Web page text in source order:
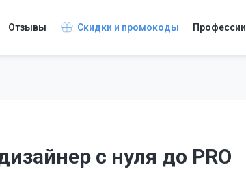
Отзывы Скидки и промокоды Профессии
с нуля до PRO